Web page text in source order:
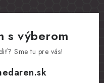
s výberom
Sme tu pre vás!